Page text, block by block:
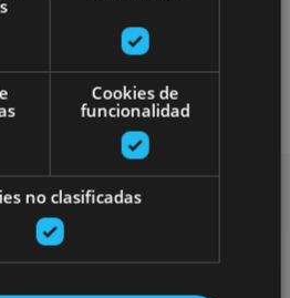
Visitas guiadas
física
planes
Cookies de
funcionalidad
no clasificadas